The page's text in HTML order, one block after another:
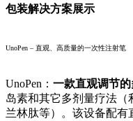
包装解决方案展示
UnoPen – 直观、高质量的一次性注射笔
UnoPen： 一款直观调节
岛素和其它多剂量疗法
兰林肽等）。该设备配有